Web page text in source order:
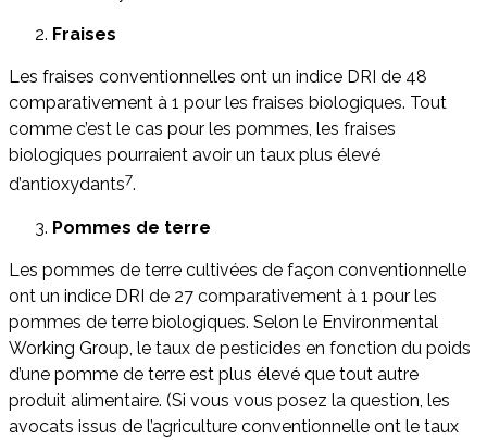
Fraises
Les fraises conventionnelles ont un indice DRI de 48
comparativement à 1 pour les fraises biologiques. Tout
comme c’est le cas pour les pommes, les fraises
biologiques pourraient avoir un taux plus élevé
d’antioxydants7.
Pommes de terre
Les pommes de terre cultivées de façon conventionnelle
ont un indice DRI de 27 comparativement à 1 pour les
pommes de terre biologiques. Selon le Environmental
Working Group, le taux de pesticides en fonction du poids
d’une pomme de terre est plus élevé que tout autre
produit alimentaire. (Si vous vous posez la question, les
avocats issus de l’agriculture conventionnelle ont le taux